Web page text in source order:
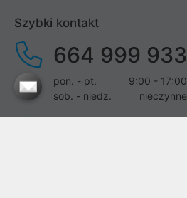
Szybki kontakt
664 999 933
pon. - pt.
9:00 - 17:00
sob. - niedz.
nieczynne